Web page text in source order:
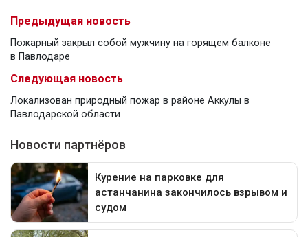
Предыдущая новость
Пожарный закрыл собой мужчину на горящем балконе
в Павлодаре
Следующая новость
Локализован природный пожар в районе Аккулы в
Павлодарской области